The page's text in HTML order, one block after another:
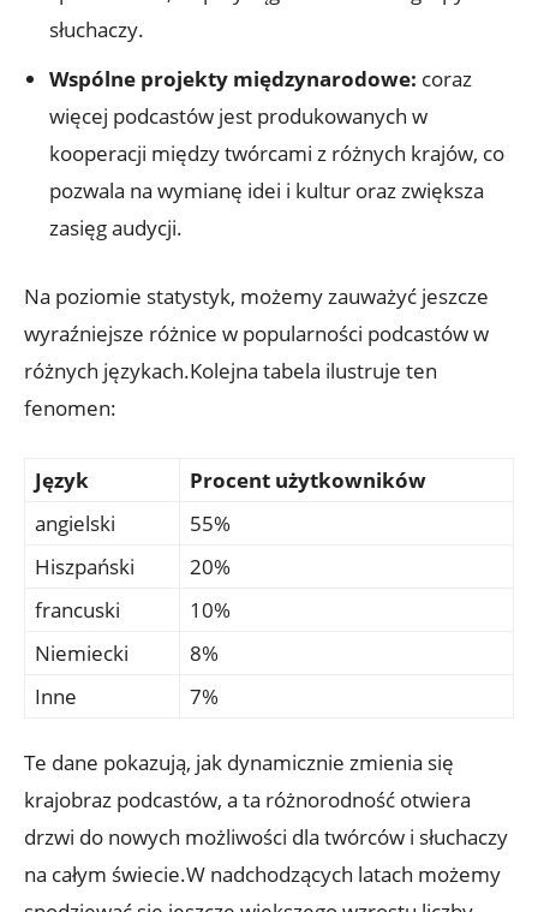
słuchaczy.
Wspólne projekty międzynarodowe: coraz
więcej podcastów jest produkowanych w
kooperacji między twórcami z różnych krajów, co
pozwala na wymianę idei i kultur oraz zwiększa
zasięg audycji.
Na poziomie statystyk, możemy zauważyć jeszcze
wyraźniejsze różnice w popularności podcastów w
różnych językach.Kolejna tabela ilustruje ten
fenomen:
Język
Procent użytkowników
angielski
55%
Hiszpański
20%
francuski
10%
Niemiecki
8%
Inne
7%
Te dane pokazują, jak dynamicznie zmienia się
krajobraz podcastów, a ta różnorodność otwiera
drzwi do nowych możliwości dla twórców i słuchaczy
na całym świecie.W nadchodzących latach możemy